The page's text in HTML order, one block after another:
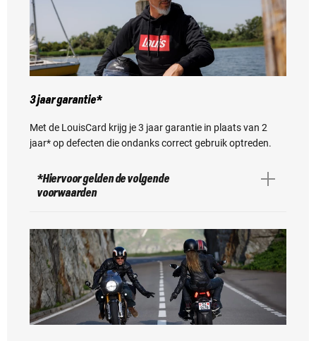
3 jaar garantie*
Met de LouisCard krijg je 3 jaar garantie in plaats van 2
jaar* op defecten die ondanks correct gebruik optreden.
*Hiervoor gelden de volgende
voorwaarden